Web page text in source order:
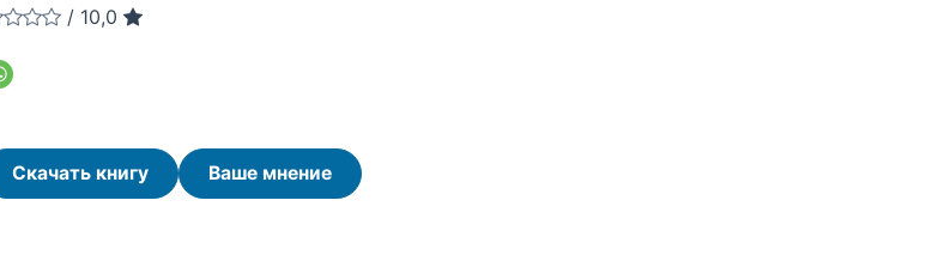
/ 10,0
Скачать книгу Ваше мнение